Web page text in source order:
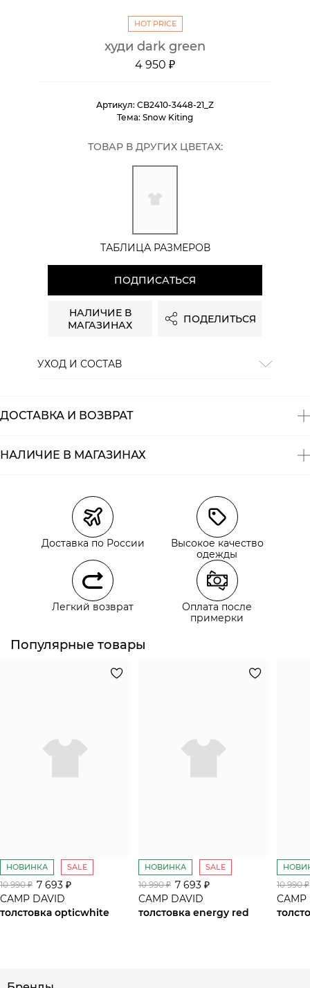
HOT PRICE
худи dark green
4 950 ₽
Артикул: CB2410-3448-21_Z
Тема: Snow Kiting
ТОВАР В ДРУГИХ ЦВЕТАХ:
ТАБЛИЦА РАЗМЕРОВ
ПОДПИСАТЬСЯ
НАЛИЧИЕ В
МАГАЗИНАХ
ПОДЕЛИТЬСЯ
УХОД И СОСТАВ
ДОСТАВКА И ВОЗВРАТ
Курьерская доставка СДЭК
Самовывоз из пункта выдачи СДЭК
Самовывоз из наших магазинов
Курьерская доставка СДЭК
Самовывоз из пункта выдачи СДЭК
НАЛИЧИЕ В МАГАЗИНАХ
Доставка по России
Высокое качество
одежды
Легкий возврат
Оплата после
примерки
Популярные товары
НОВИНКА SALE
10 990 ₽ 7 693 ₽
CAMP DAVID
толстовка opticwhite
НОВИНКА SALE
10 990 ₽ 7 693 ₽
CAMP DAVID
толстовка energy red
10 990 ₽
CAMP